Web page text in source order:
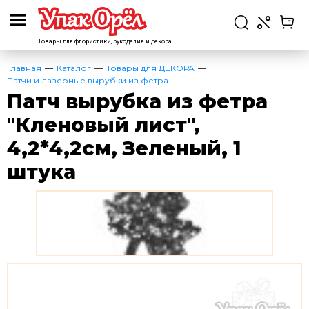
Товары для флористики, рукоделия и декора
Главная Каталог
Товары для ДЕКОРА
Патчи и лазерные вырубки из фетра
Патч вырубка из фетра
"Кленовый лист",
4,2*4,2см, Зеленый, 1
штука